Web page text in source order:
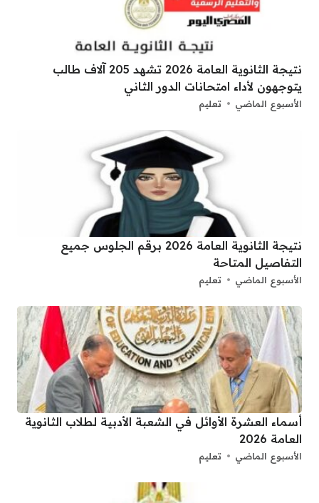
نتيجة الثانوية العامة 2026 تشهد 205 آلاف طالب
يتوجهون لأداء امتحانات الدور الثاني
الأسبوع الماضي تعليم
نتيجة الثانوية العامة 2026 برقم الجلوس جميع
التفاصيل المتاحة
الأسبوع الماضي تعليم
أسماء العشرة الأوائل في الشعبة الأدبية لطلاب الثانوية
العامة 2026
الأسبوع الماضي تعليم